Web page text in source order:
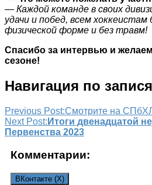
— Каждой команде в своих
удачи и побед, всем
физической форме и без травм!
Спасибо за интервью и
сезоне!
Навигация по
Previous Post:Смотрите на
Next Post: Итоги двенадцатой
Первенства 2023
Комментарии:
ВКонтакте (X)